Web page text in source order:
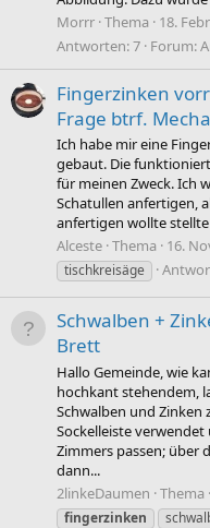
Morrr Thema 18.
Antworten: 7 Forum:
Fingerzinken
Frage btrf.
Ich habe mir eine
gebaut. Die
für meinen Zweck. Ich
Schatullen anfertigen,
anfertigen wollte stellte
Alceste Thema 16.
tischkreisäge
Schwalben +
Brett
Hallo Gemeinde, wie
hochkant stehendem,
Schwalben und Zinken
Sockelleiste
Zimmers passen; über
dann...
2linkeDaumen Thema
fingerzinken